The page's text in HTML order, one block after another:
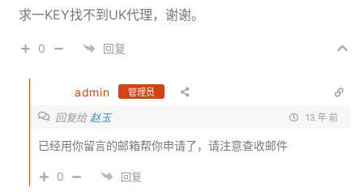
求一KEY找不到UK代理，谢谢。
0 回复
admin 管理员
回复给 赵玉 13 年 前
已经用你留言的邮箱帮你申请了，请注意查收邮件
0 回复